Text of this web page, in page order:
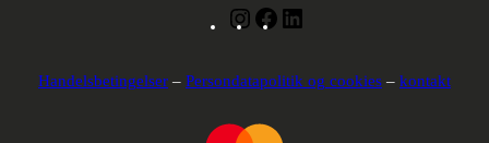
InstagramFacebook
Handelsbetingelser – Persondatapolitik og cookies – kontakt